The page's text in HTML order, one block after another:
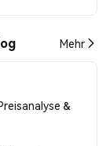
Mehr
&